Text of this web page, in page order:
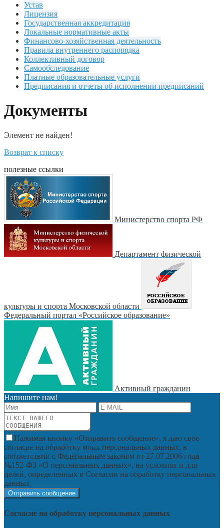
Устав
Лицензия
Государственная аккредитация
Локальные нормативные акты
Финансово-хозяйственная деятельность
Правила внутреннего распорядка
Коллективный договор
Самообследование
Платные образовательные услуги
Предписания и отчеты об исполнении предписаний
Документы
Элемент не найден!
Возврат к списку
полезные ссылки
Министерство спорта РФ
Департамент физической
культуры и спорта Московской области
Федеральный портал «Российское образование»
Активный гражданин
Напишите нам!
Нажимая кнопку «Отправить сообщение», я даю свое
согласие на обработку моих персональных данных, в
соответствии с Федеральным законом от 27.07.2006 года
№152-ФЗ «О персональных данных», на условиях и для
целей, определенных в Согласии на обработку персональных
данных
Согласие на обработку персональных данных